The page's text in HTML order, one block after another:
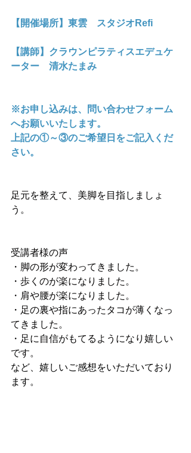
【開催場所】東雲　スタジオRefi
【講師】クラウンピラティスエデュケ
ーター　清水たまみ
※お申し込みは、問い合わせフォーム
へお願いいたします。
上記の①～③のご希望日をご記入くだ
さい。
足元を整えて、美脚を目指しましょ
う。
受講者様の声
・脚の形が変わってきました。
・歩くのが楽になりました。
・肩や腰が楽になりました。
・足の裏や指にあったタコが薄くなっ
てきました。
・足に自信がもてるようになり嬉しい
です。
など、嬉しいご感想をいただいており
ます。